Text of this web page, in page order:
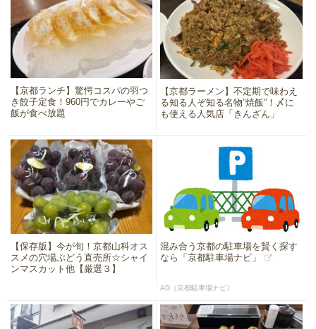
【京都ランチ】驚愕コスパの羽つ
き餃子定食！960円でカレーやご
飯が食べ放題
【京都ラーメン】不定期で味わえ
る知る人ぞ知る名物”焼飯”！〆に
も使える人気店「きんざん」
【保存版】今が旬！京都山科オス
スメの穴場ぶどう直売所☆シャイ
ンマスカット他【厳選３】
混み合う京都の駐車場を賢く探す
なら「京都駐車場ナビ」
AD（京都駐車場ナビ）